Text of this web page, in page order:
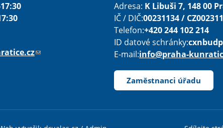
(
z
o
Adresa: K Libuši 7, 148 00
IČ / DIČ:00231134 /
Telefon:+420 244 102 214
ID datové schránky:cxnbudp
E-mail:info@praha-
Zaměstnanci úřadu